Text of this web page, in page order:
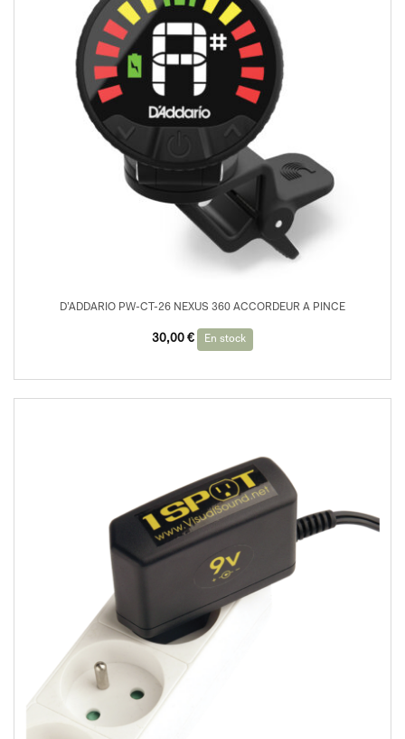
D’ADDARIO PW-CT-26 NEXUS 360 ACCORDEUR A PINCE
30,00 € En stock